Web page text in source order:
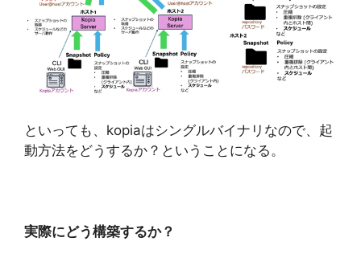
といっても、kopiaはシングルバイナリなので、起
動方法をどうするか？ということになる。
実際にどう構築するか？